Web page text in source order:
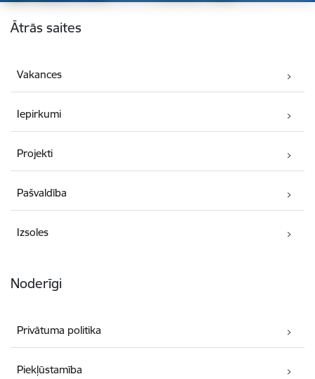
Kājene
Ātrās saites
Vakances
Iepirkumi
Projekti
Pašvaldība
Izsoles
Noderīgi
Privātuma politika
Piekļūstamība